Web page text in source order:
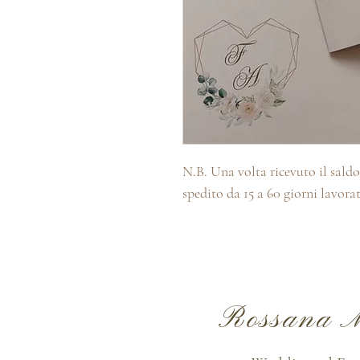
N.B. Una volta ricevuto il
spedito da 15 a 60 giorni
Rossana